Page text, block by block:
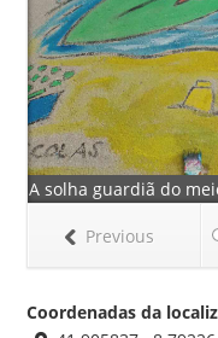
A solha guardiã do
Previous
Coordenadas da